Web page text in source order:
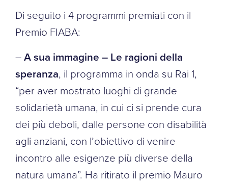
Di seguito i 4 programmi premiati con il
Premio FIABA:
–A sua immagine – Le ragioni della
speranza, il programma in onda su Rai 1,
“per aver mostrato luoghi di grande
solidarietà umana, in cui ci si prende cura
dei più deboli, dalle persone con disabilità
agli anziani, con l’obiettivo di venire
incontro alle esigenze più diverse della
natura umana”. Ha ritirato il premio Mauro